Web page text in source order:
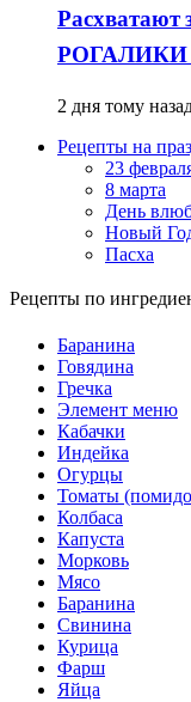
Расхватают
РОГАЛИКИ
2 дня тому
Рецепты на
23
8 марта
День
Новый
Пасха
Рецепты по
Баранина
Говядина
Гречка
Элемент меню
Кабачки
Индейка
Огурцы
Томаты
Колбаса
Капуста
Морковь
Мясо
Баранина
Свинина
Курица
Фарш
Яйца